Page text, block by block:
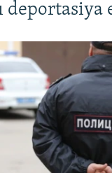
deportasiya